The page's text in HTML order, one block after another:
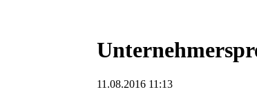
11.08.2016 11:13